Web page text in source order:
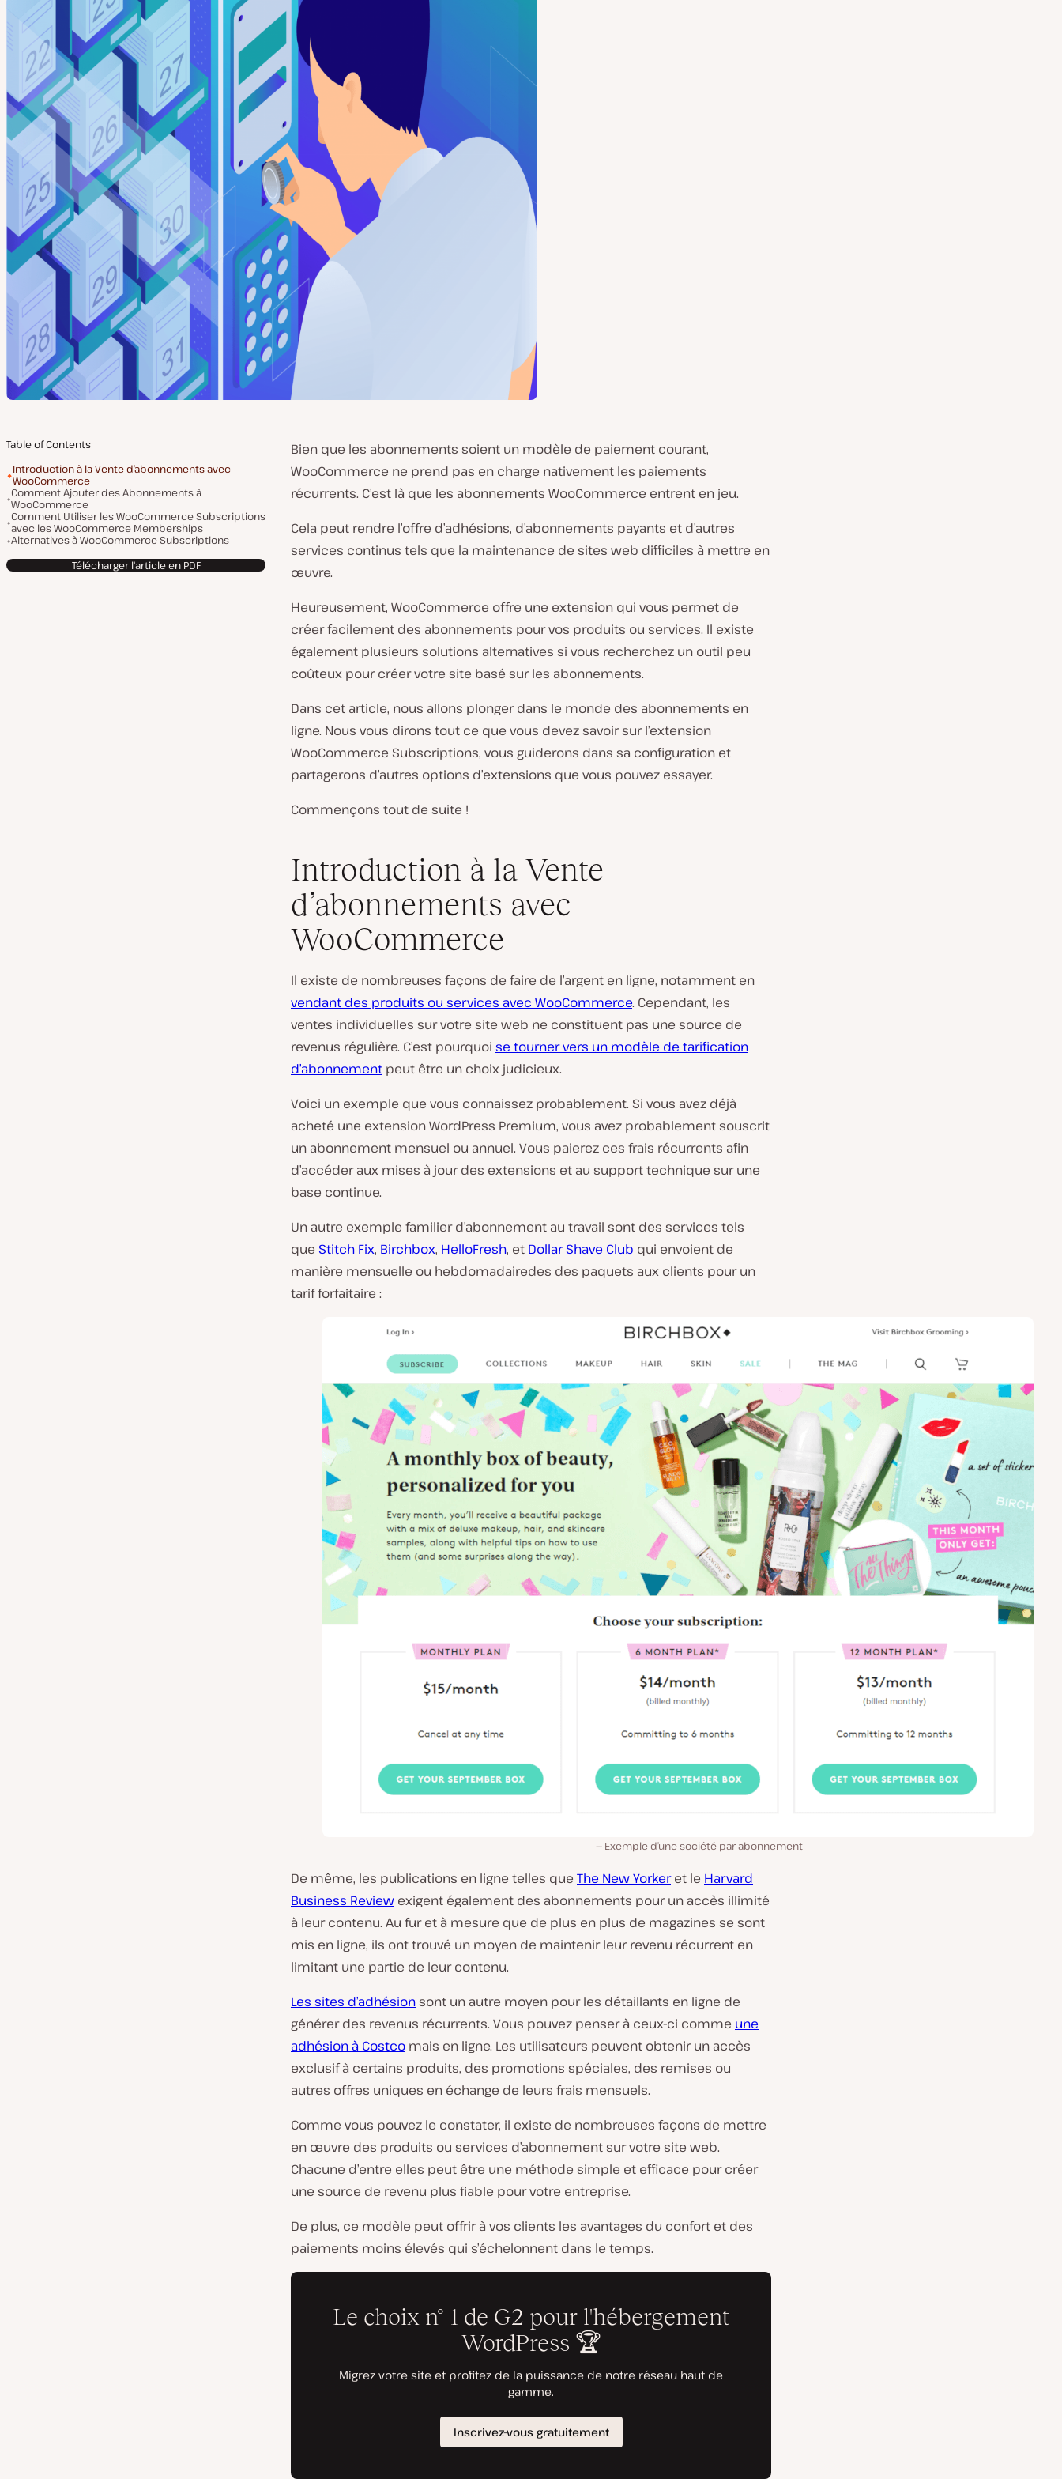
Table of Contents
Introduction à la Vente d’abonnements avec
WooCommerce
Comment Ajouter des Abonnements à
WooCommerce
Comment Utiliser les WooCommerce Subscriptions
avec les WooCommerce Memberships
Alternatives à WooCommerce Subscriptions
Télécharger l'article en PDF
Bien que les abonnements soient un modèle de paiement courant,
WooCommerce ne prend pas en charge nativement les paiements
récurrents. C’est là que les abonnements WooCommerce entrent en jeu.
Cela peut rendre l’offre d’adhésions, d’abonnements payants et d’autres
services continus tels que la maintenance de sites web difficiles à mettre en
œuvre.
Heureusement, WooCommerce offre une extension qui vous permet de
créer facilement des abonnements pour vos produits ou services. Il existe
également plusieurs solutions alternatives si vous recherchez un outil peu
coûteux pour créer votre site basé sur les abonnements.
Dans cet article, nous allons plonger dans le monde des abonnements en
ligne. Nous vous dirons tout ce que vous devez savoir sur l’extension
WooCommerce Subscriptions, vous guiderons dans sa configuration et
partagerons d’autres options d’extensions que vous pouvez essayer.
Commençons tout de suite !
Introduction à la Vente
d’abonnements avec
WooCommerce
Il existe de nombreuses façons de faire de l’argent en ligne, notamment en
vendant des produits ou services avec WooCommerce. Cependant, les
ventes individuelles sur votre site web ne constituent pas une source de
revenus régulière. C’est pourquoi se tourner vers un modèle de tarification
d’abonnement peut être un choix judicieux.
Voici un exemple que vous connaissez probablement. Si vous avez déjà
acheté une extension WordPress Premium, vous avez probablement souscrit
un abonnement mensuel ou annuel. Vous paierez ces frais récurrents afin
d’accéder aux mises à jour des extensions et au support technique sur une
base continue.
Un autre exemple familier d’abonnement au travail sont des services tels
que Stitch Fix, Birchbox, HelloFresh, et Dollar Shave Club qui envoient de
manière mensuelle ou hebdomadairedes des paquets aux clients pour un
tarif forfaitaire :
Exemple d’une société par abonnement
De même, les publications en ligne telles que The New Yorkeret le Harvard
Business Review exigent également des abonnements pour un accès illimité
à leur contenu. Au fur et à mesure que de plus en plus de magazines se sont
mis en ligne, ils ont trouvé un moyen de maintenir leur revenu récurrent en
limitant une partie de leur contenu.
Les sites d’adhésion sont un autre moyen pour les détaillants en ligne de
générer des revenus récurrents. Vous pouvez penser à ceux-ci comme une
adhésion à Costco mais en ligne. Les utilisateurs peuvent obtenir un accès
exclusif à certains produits, des promotions spéciales, des remises ou
autres offres uniques en échange de leurs frais mensuels.
Comme vous pouvez le constater, il existe de nombreuses façons de mettre
en œuvre des produits ou services d’abonnement sur votre site web.
Chacune d’entre elles peut être une méthode simple et efficace pour créer
une source de revenu plus fiable pour votre entreprise.
De plus, ce modèle peut offrir à vos clients les avantages du confort et des
paiements moins élevés qui s’échelonnent dans le temps.